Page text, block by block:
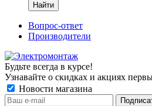
Найти
Вопрос-ответ
Производители
Будьте всегда в курсе!
Узнавайте о скидках и акциях
Новости магазина